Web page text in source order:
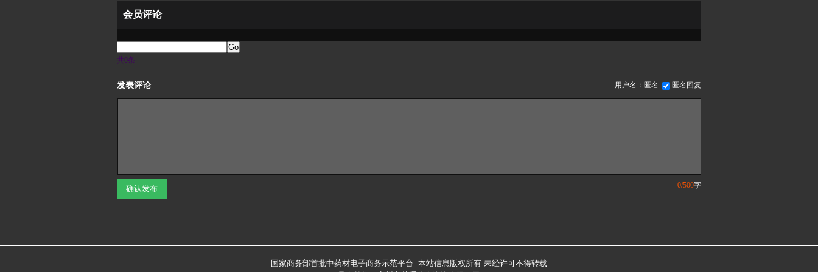
会员评论
Go
共0条
发表评论 用户名：匿名 匿名回复
0/500字
国家商务部首批中药材电子商务示范平台 本站信息版权所有 未经许可不得转载